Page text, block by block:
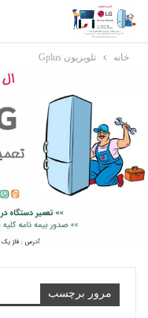
خانه تلویزیون Gplus
مرور برچسب